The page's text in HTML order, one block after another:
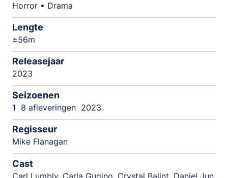
Horror • Drama
Lengte
±56m
Releasejaar
2023
Seizoenen
1 8 afleveringen 2023
Regisseur
Mike Flanagan
Cast
Carl Lumbly, Carla Gugino, Crystal Balint, Daniel Jun,